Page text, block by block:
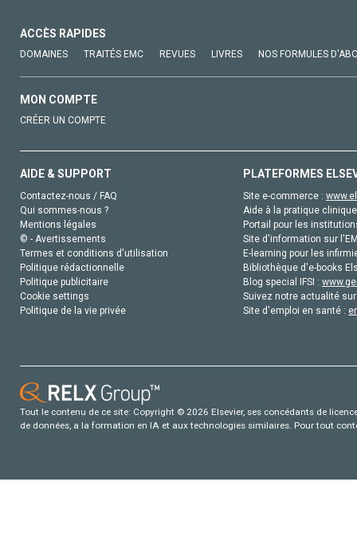
ACCÈS RAPIDES
DOMAINES TRAITÉS EMC REVUES LIVRES NOS FORMULES
MON COMPTE
CRÉER UN COMPTE
AIDE & SUPPORT
Contactez-nous / FAQ
Qui sommes-nous ?
Mentions légales
© - Avertissements
Termes et conditions d'utilisation
Politique rédactionnelle
Politique publicitaire
Cookie settings
Politique de la vie privée
PLATEFORMES
Site e-commerce :
Aide à la pratique
Portail pour les
Site d'information sur
E-learning pour les
Bibliothèque d'e-books
Blog special IFSI :
Suivez notre actualité
Site d'emploi en santé :
Tout le contenu de ce site: Copyright © 2026 Elsevier, ses concédants de
de données, a la formation en IA et aux technologies similaires. Pour tout